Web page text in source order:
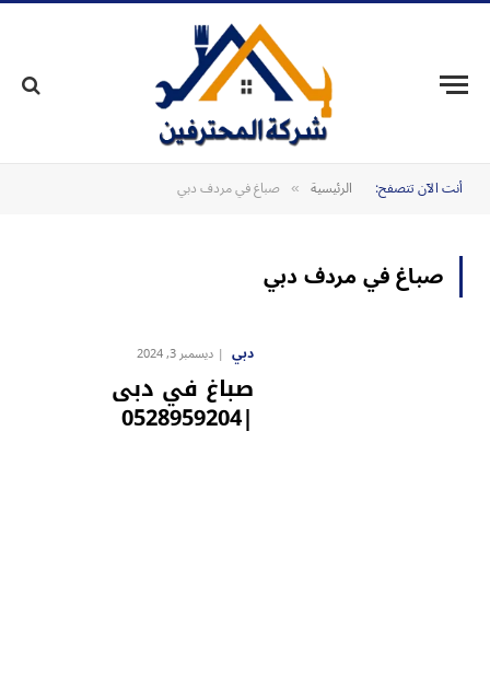
أنت الآن تتصفح: الرئيسية » صباغ في مردف دبي
صباغ في مردف دبي
دبي ديسمبر 3, 2024
صباغ في دبى
|0528959204